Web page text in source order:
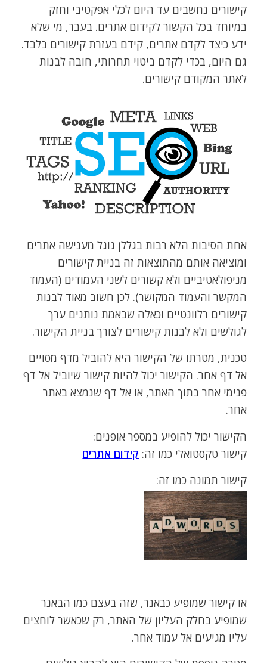
קישורים נחשבים עד היום לכלי אפקטיבי וחזק
במיוחד בכל הקשור לקידום אתרים. בעבר, מי שלא
ידע כיצד לקדם אתרים, קידם בעזרת קישורים בלבד.
גם היום, בכדי לקדם ביטוי תחרותי, חובה לבנות
לאתר המקודם קישורים.
אחת הסיבות הלא רבות בגללן גוגל מענישה אתרים
ומוציאה אותם מהתוצאות זה בניית קישורים
מניפולאטיביים ולא קשורים לשני העמודים (העמוד
המקשר והעמוד המקושר). לכן חשוב מאוד לבנות
קישורים רלוונטיים וכאלה שבאמת נותנים ערך
לגולשים ולא לבנות קישורים לצורך בניית הקישור.
טכנית, מטרתו של הקישור היא להוביל מדף מסויים
אל דף אחר. הקישור יכול להיות קישור שיוביל אל דף
פנימי אחר בתוך האתר, או אל דף שנמצא באתר
אחר.
הקישור יכול להופיע במספר אופנים:
קישור טקסטואלי כמו זה: קידום אתרים
קישור תמונה כמו זה:
או קישור שמופיע כבאנר, שזה בעצם כמו הבאנר
שמופיע בחלק העליון של האתר, רק שכאשר לוחצים
עליו מגיעים אל עמוד אחר.